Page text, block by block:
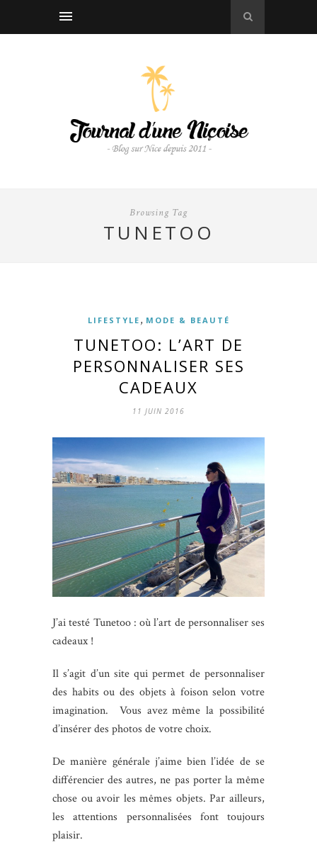
Browsing Tag
TUNETOO
LIFESTYLE , MODE & BEAUTÉ
TUNETOO: L’ART DE
PERSONNALISER SES
CADEAUX
11 JUIN 2016
J’ai testé Tunetoo : où l’art de personnaliser ses
cadeaux !
Il s’agit d’un site qui permet de personnaliser
des habits ou des objets à foison selon votre
imagination. Vous avez même la possibilité
d’insérer des photos de votre choix.
De manière générale j’aime bien l’idée de se
différencier des autres, ne pas porter la même
chose ou avoir les mêmes objets. Par ailleurs,
les attentions personnalisées font toujours
plaisir.